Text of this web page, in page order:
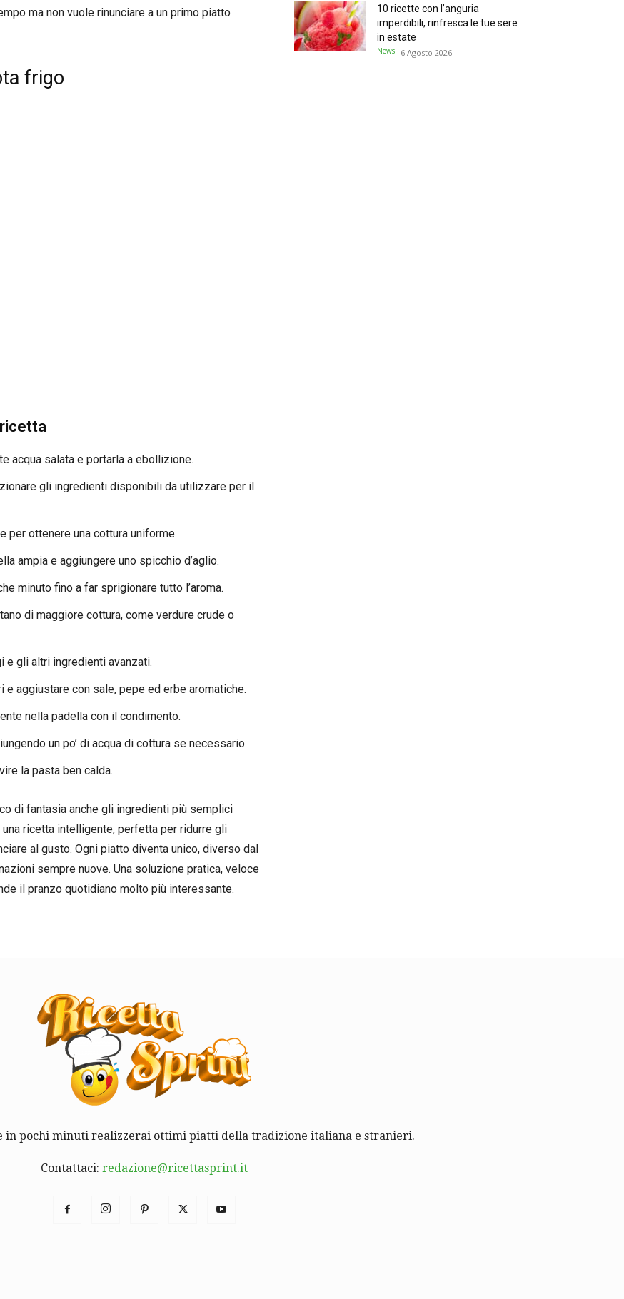
ma non vuole rinunciare a un primo piatto
frigo
acqua salata e portarla a ebollizione.
gli ingredienti disponibili da utilizzare per il
per ottenere una cottura uniforme.
ampia e aggiungere uno spicchio d’aglio.
minuto fino a far sprigionare tutto l’aroma.
di maggiore cottura, come verdure crude o
e gli altri ingredienti avanzati.
aggiustare con sale, pepe ed erbe aromatiche.
nella padella con il condimento.
un po’ di acqua di cottura se necessario.
la pasta ben calda.
di fantasia anche gli ingredienti più semplici
ricetta intelligente, perfetta per ridurre gli
al gusto. Ogni piatto diventa unico, diverso dal
sempre nuove. Una soluzione pratica, veloce
il pranzo quotidiano molto più interessante.
10 ricette con l’anguria
imperdibili, rinfresca le tue sere
in estate
News 6 Agosto 2026
in pochi minuti realizzerai ottimi piatti della tradizione italiana e stranieri.
Contattaci: redazione@ricettasprint.it